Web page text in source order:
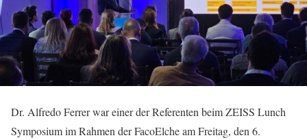
Dr. Alfredo Ferrer war einer der Referenten beim ZEISS Lunch
Symposium im Rahmen der FacoElche am Freitag, den 6.